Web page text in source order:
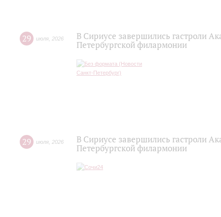
29 июля 2026
В Сириусе завершились гастроли
Петербургской филармонии
29 июля 2026
В Сириусе завершились гастроли
Петербургской филармонии